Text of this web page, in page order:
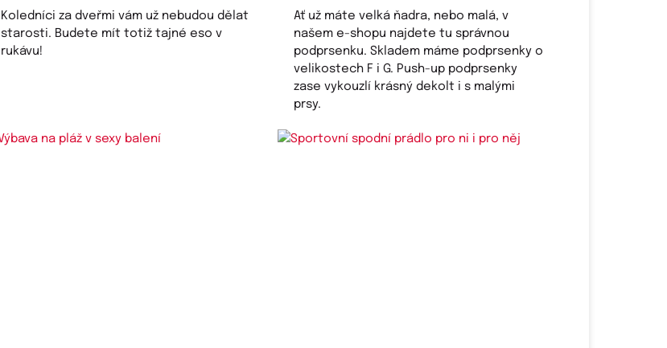
Koledníci za dveřmi vám už nebudou dělat
starosti. Budete mít totiž tajné eso v
rukávu!
Ať už máte velká ňadra, nebo malá, v
našem e-shopu najdete tu správnou
podprsenku. Skladem máme podprsenky o
velikostech F i G. Push-up podprsenky
zase vykouzlí krásný dekolt i s malými
prsy.